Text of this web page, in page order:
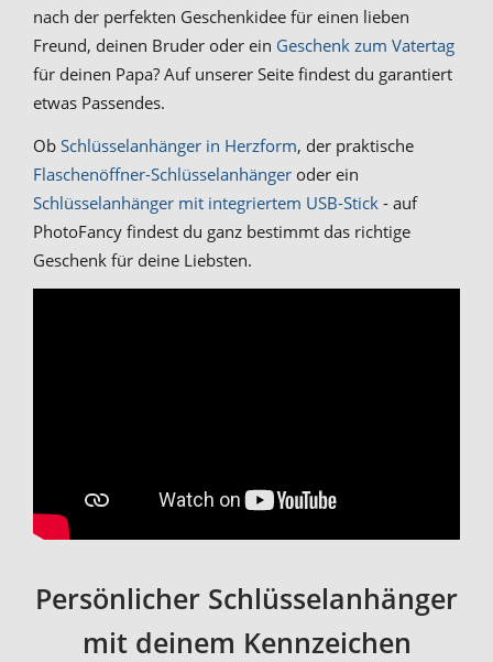
nach der perfekten Geschenkidee für einen lieben
Freund, deinen Bruder oder ein Geschenk zum Vatertag
für deinen Papa? Auf unserer Seite findest du garantiert
etwas Passendes.
Ob Schlüsselanhänger in Herzform, der praktische
Flaschenöffner-Schlüsselanhänger oder ein
Schlüsselanhänger mit integriertem USB-Stick - auf
PhotoFancy findest du ganz bestimmt das richtige
Geschenk für deine Liebsten.
Persönlicher Schlüsselanhänger
mit deinem Kennzeichen